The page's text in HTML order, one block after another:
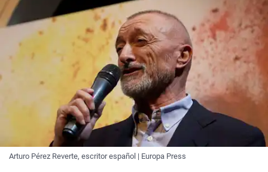
Arturo Pérez Reverte, escritor español | Europa Press